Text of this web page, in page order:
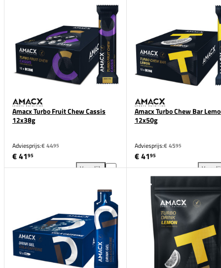
Amacx Turbo Fruit Chew Cassis
12x38g
Adviesprijs:€ 4495
€ 4195
Vergelijk
Amacx Turbo Fruit Chew Cassis 12x38g
Amacx Turbo Chew Bar
12x50g
Adviesprijs:€ 4595
€ 4195